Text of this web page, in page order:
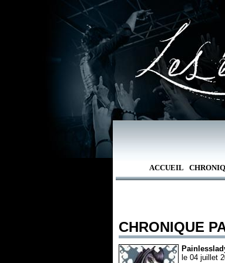
ACCUEIL
CHRONIQUE
le 04 juillet